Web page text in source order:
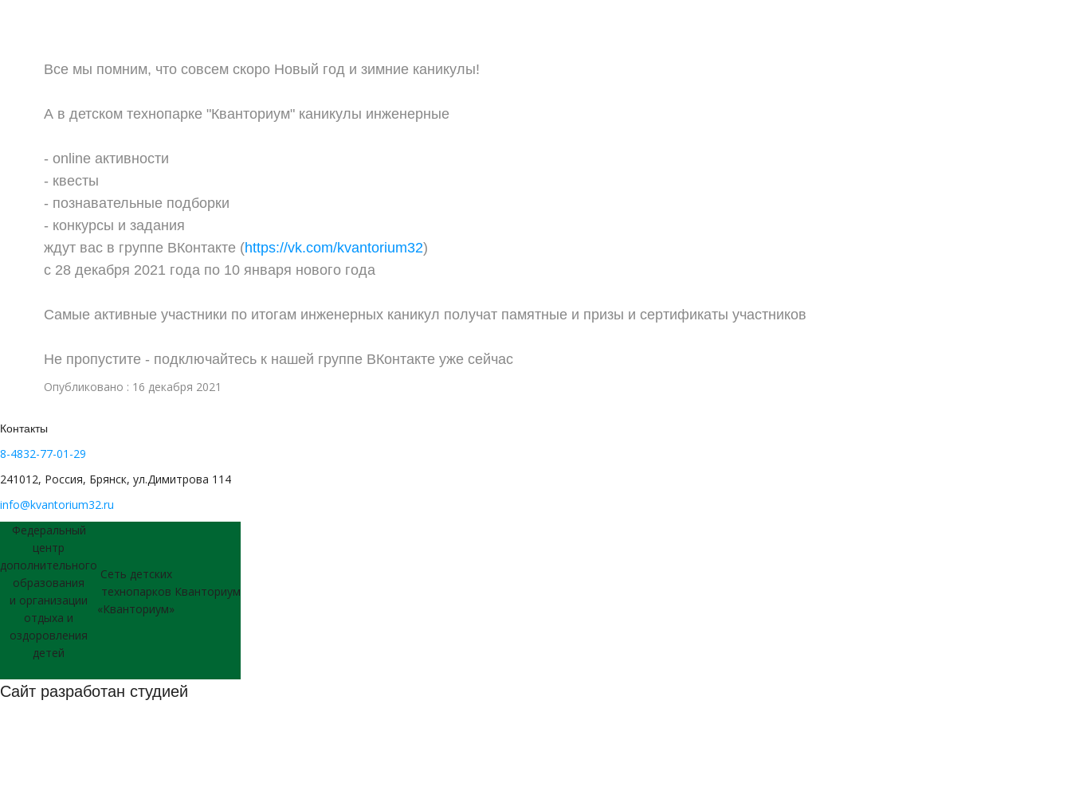
Все мы помним, что совсем скоро Новый год и зимние каникулы!
А в детском технопарке "Кванториум" каникулы инженерные
- online активности
- квесты
- познавательные подборки
- конкурсы и задания
ждут вас в группе ВКонтакте (https://vk.com/kvantorium32)
с 28 декабря 2021 года по 10 января нового года
Самые активные участники по итогам инженерных каникул получат памятные и призы и сертификаты участников
Не пропустите - подключайтесь к нашей группе ВКонтакте уже сейчас
Опубликовано : 16 декабря 2021
Контакты
8-4832-77-01-29
241012, Россия, Брянск, ул.Димитрова 114
info@kvantorium32.ru
Федеральный
центр
дополнительного
образования
и организации
отдыха и
оздоровления
детей
Сеть детских
технопарков
«Кванториум»
Кванториум
Сайт разработан студией